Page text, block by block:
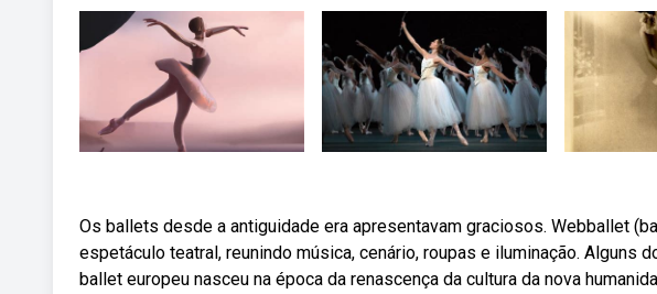
Os ballets desde a antiguidade era apresentavam graciosos. Webballet
espetáculo teatral, reunindo música, cenário, roupas e iluminação. Alguns
ballet europeu nasceu na época da renascença da cultura da nova